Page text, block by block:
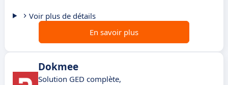
Voir plus de détails
En savoir plus
Dokmee
Solution GED complète,